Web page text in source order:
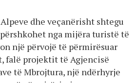
dhe veçanërisht shtegu
nga mijëra turistë të
një përvojë të përmirësuar
falë projektit të Agjencisë
të Mbrojtura, një ndërhyrje